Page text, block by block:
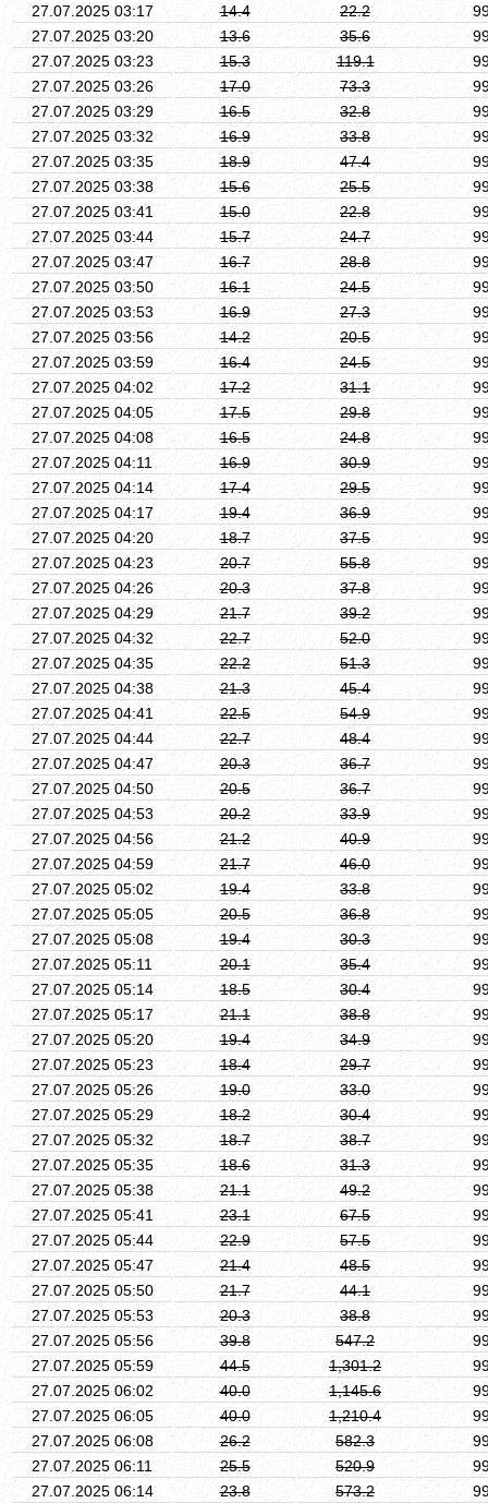
27.07.2025 03:17
14.4 22.2
27.07.2025 03:20
13.6 35.6
27.07.2025 03:23
15.3 119.1
27.07.2025 03:26
17.0 73.3
27.07.2025 03:29
16.5 32.8
27.07.2025 03:32
16.9 33.8
27.07.2025 03:35
18.9 47.4
27.07.2025 03:38
15.6 25.5
27.07.2025 03:41
15.0 22.8
27.07.2025 03:44
15.7 24.7
27.07.2025 03:47
16.7 28.8
27.07.2025 03:50
16.1 24.5
27.07.2025 03:53
16.9 27.3
27.07.2025 03:56
14.2 20.5
27.07.2025 03:59
16.4 24.5
27.07.2025 04:02
17.2 31.1
27.07.2025 04:05
17.5 29.8
27.07.2025 04:08
16.5 24.8
27.07.2025 04:11
16.9 30.9
27.07.2025 04:14
17.4 29.5
27.07.2025 04:17
19.4 36.9
27.07.2025 04:20
18.7 37.5
27.07.2025 04:23
20.7 55.8
27.07.2025 04:26
20.3 37.8
27.07.2025 04:29
21.7 39.2
27.07.2025 04:32
22.7 52.0
27.07.2025 04:35
22.2 51.3
27.07.2025 04:38
21.3 45.4
27.07.2025 04:41
22.5 54.9
27.07.2025 04:44
22.7 48.4
27.07.2025 04:47
20.3 36.7
27.07.2025 04:50
20.5 36.7
27.07.2025 04:53
20.2 33.9
27.07.2025 04:56
21.2 40.9
27.07.2025 04:59
21.7 46.0
27.07.2025 05:02
19.4 33.8
27.07.2025 05:05
20.5 36.8
27.07.2025 05:08
19.4 30.3
27.07.2025 05:11
20.1 35.4
27.07.2025 05:14
18.5 30.4
27.07.2025 05:17
21.1 38.8
27.07.2025 05:20
19.4 34.9
27.07.2025 05:23
18.4 29.7
27.07.2025 05:26
19.0 33.0
27.07.2025 05:29
18.2 30.4
27.07.2025 05:32
18.7 38.7
27.07.2025 05:35
18.6 31.3
27.07.2025 05:38
21.1 49.2
27.07.2025 05:41
23.1 67.5
27.07.2025 05:44
22.9 57.5
27.07.2025 05:47
21.4 48.5
27.07.2025 05:50
21.7 44.1
27.07.2025 05:53
20.3 38.8
27.07.2025 05:56
39.8 547.2
27.07.2025 05:59
44.5 1,301.2
27.07.2025 06:02
40.0 1,145.6
27.07.2025 06:05
40.0 1,210.4
27.07.2025 06:08
26.2 582.3
27.07.2025 06:11
25.5 520.9
27.07.2025 06:14
23.8 573.2